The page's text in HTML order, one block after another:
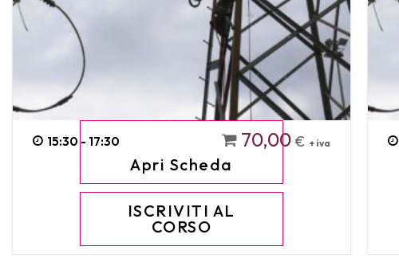
15:30 - 17:30 70,00€ + iva
Apri Scheda
ISCRIVITI AL
CORSO